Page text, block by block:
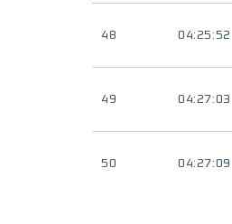
48 04:25:52
49 04:27:03
50 04:27:09